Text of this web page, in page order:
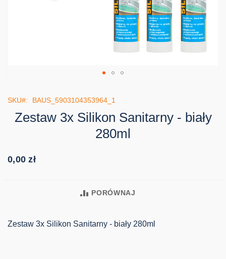
SKU BAUS_5903104353964_1
Zestaw 3x Silikon Sanitarny - biały
280ml
0,00 zł
PORÓWNAJ
Zestaw 3x Silikon Sanitarny - biały 280ml
na
galerii